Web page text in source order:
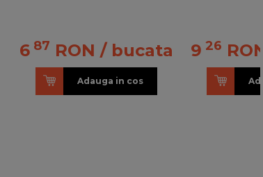
6 87 RON / bucata
Adauga in cos
9 26